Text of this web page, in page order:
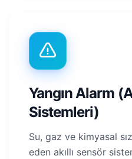
Yangın Alarm
Sistemleri)
Su, gaz ve kimyasal
eden akıllı sensör